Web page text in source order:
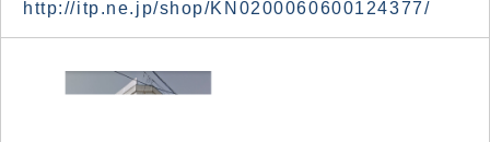
http://itp.ne.jp/shop/KN0200060600124377/